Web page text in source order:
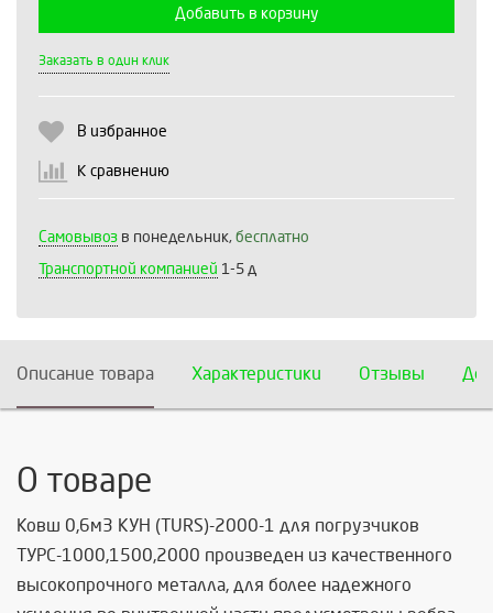
Добавить в корзину
Заказать в один клик
В избранное
К сравнению
Самовывоз в понедельник, бесплатно
Транспортной компанией 1-5 д
Описание товара Характеристики Отзывы
О товаре
Ковш 0,6м3 КУН (TURS)-2000-1 для погрузчиков
ТУРС-1000,1500,2000 произведен из качественного
высокопрочного металла, для более надежного